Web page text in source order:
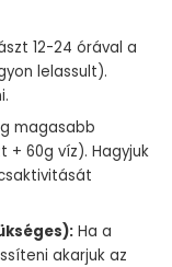
12-24 órával a
lelassult).
magasabb
+ 60g víz). Hagyjuk
Ha a
akarjuk az